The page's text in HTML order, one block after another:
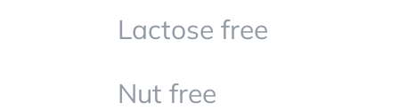
Lactose free
Nut free